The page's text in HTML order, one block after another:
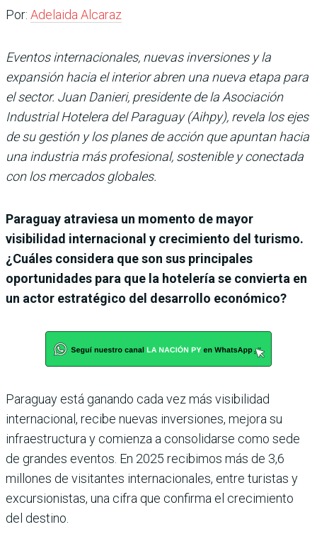
Por: Adelaida Alcaraz
Eventos internacionales, nuevas inversiones y la
expansión hacia el interior abren una nueva etapa para
el sector. Juan Danieri, presidente de la Asociación
Industrial Hotelera del Paraguay (Aihpy), revela los ejes
de su gestión y los planes de acción que apuntan hacia
una industria más profesional, sostenible y conectada
con los mercados globales.
Paraguay atraviesa un momento de mayor
visibilidad internacional y crecimiento del turismo.
¿Cuáles considera que son sus principales
oportunidades para que la hotelería se convierta en
un actor estratégico del desarrollo económico?
Paraguay está ganando cada vez más visibilidad
internacional, recibe nuevas inversiones, mejora su
infraestructura y comienza a consolidarse como sede
de grandes eventos. En 2025 recibimos más de 3,6
millones de visitantes internacionales, entre turistas y
excursionistas, una cifra que confirma el crecimiento
del destino.